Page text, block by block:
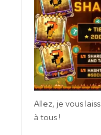
Allez, je vous
à tous !